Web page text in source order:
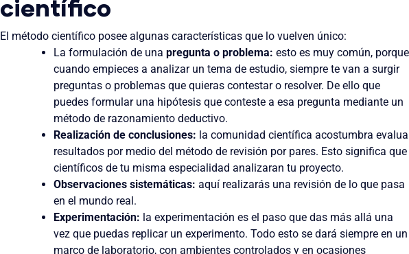
científico
El método científico posee algunas características que lo vuelven único:
La formulación de una pregunta o problema: esto es muy común, porque
cuando empieces a analizar un tema de estudio, siempre te van a surgir
preguntas o problemas que quieras contestar o resolver. De ello que
puedes formular una hipótesis que conteste a esa pregunta mediante un
método de razonamiento deductivo.
Realización de conclusiones: la comunidad científica acostumbra
resultados por medio del método de revisión por pares. Esto significa que
científicos de tu misma especialidad analizaran tu proyecto.
Observaciones sistemáticas: aquí realizarás una revisión de lo que pasa
en el mundo real.
Experimentación: la experimentación es el paso que das más allá una
vez que puedas replicar un experimento. Todo esto se dará siempre en un
marco de laboratorio, con ambientes controlados y en ocasiones